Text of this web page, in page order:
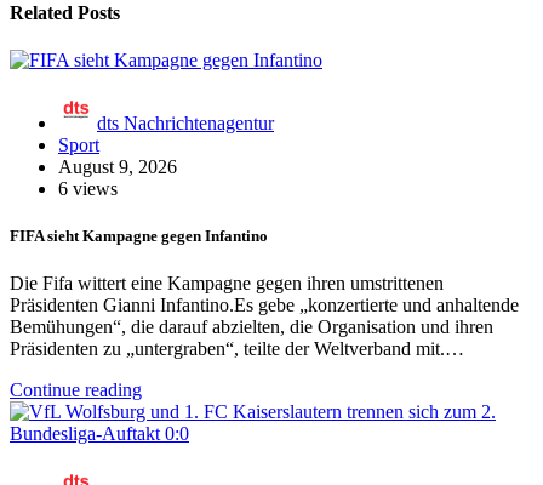
Related Posts
dts Nachrichtenagentur
Sport
August 9, 2026
6 views
FIFA sieht Kampagne gegen Infantino
Die Fifa wittert eine Kampagne gegen ihren umstrittenen
Präsidenten Gianni Infantino.Es gebe „konzertierte und anhaltende
Bemühungen“, die darauf abzielten, die Organisation und ihren
Präsidenten zu „untergraben“, teilte der Weltverband mit.…
Continue reading